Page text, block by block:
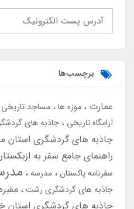
برچسب‌ها
عمارت موزه ها مساجد تاریخی
آرامگاه تاریخی جاذبه های
جاذبه های گردشگری استان
راهنمای جامع سفر به
سفرنامه پاکستان مدرسه
جاذبه های گردشگری رشت
جاذبه های گردشگری استان